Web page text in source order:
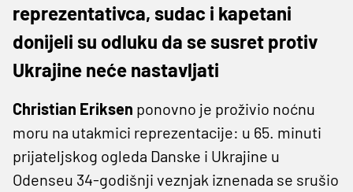
reprezentativca, sudac i kapetani
donijeli su odluku da se susret protiv
Ukrajine neće nastavljati
Christian Eriksen ponovno je proživio noćnu
moru na utakmici reprezentacije: u 65. minuti
prijateljskog ogleda Danske i Ukrajine u
Odenseu 34-godišnji veznjak iznenada se srušio